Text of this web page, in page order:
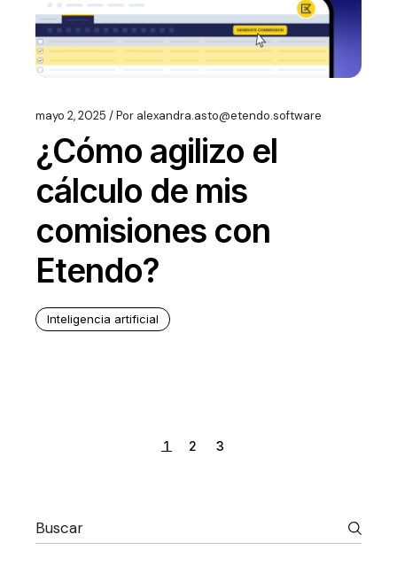
mayo 2, 2025 Por alexandra.asto@etendo.software
¿Cómo agilizo el
cálculo de mis
comisiones con
Etendo?
Inteligencia artificial
1 2 3